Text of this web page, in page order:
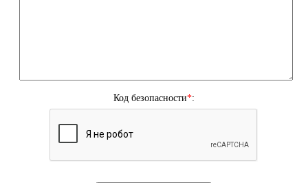
Код безопасности*: